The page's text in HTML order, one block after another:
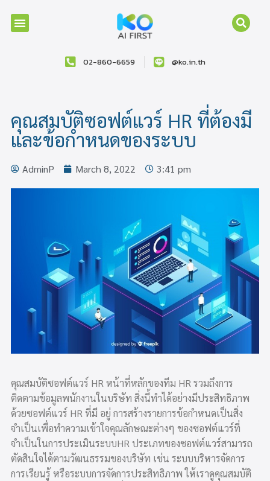
02-860-6659 @ko.in.th
คุณสมบัติซอฟต์แวร์ HR ที่ต้องมี
และข้อกำหนดของระบบ
AdminP March 8, 2022 3:41 pm
คุณสมบัติซอฟต์แวร์ HR หน้าที่หลักของทีม HR รวมถึงการ
ติดตามข้อมูลพนักงานในบริษัท สิ่งนี้ทำได้อย่างมีประสิทธิภาพ
ด้วยซอฟต์แวร์ HR ที่มี อยู่ การสร้างรายการข้อกำหนดเป็นสิ่ง
จำเป็นเพื่อทำความเข้าใจคุณลักษณะต่างๆ ของซอฟต์แวร์ที่
จำเป็นในการประเมินระบบHR ประเภทของซอฟต์แวร์สามารถ
ตัดสินใจได้ตามวัฒนธรรมของบริษัท เช่น ระบบบริหารจัดการ
การเรียนรู้ หรือระบบการจัดการประสิทธิภาพ ให้เราดูคุณสมบัติ